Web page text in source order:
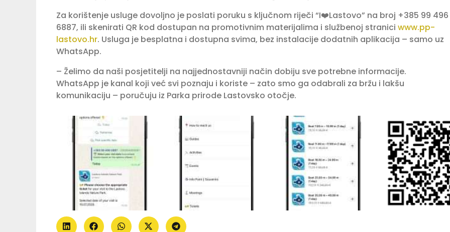
Za korištenje usluge dovoljno je poslati poruku s ključnom riječi “I❤️Lastovo” na broj +385 99 496
6887, ili skenirati QR kod dostupan na promotivnim materijalima i službenoj stranici www.pp-
lastovo.hr. Usluga je besplatna i dostupna svima, bez instalacije dodatnih aplikacija – samo uz
WhatsApp.
– Želimo da naši posjetitelji na najjednostavniji način dobiju sve potrebne informacije.
WhatsApp je kanal koji već svi poznaju i koriste – zato smo ga odabrali za bržu i lakšu
komunikaciju – poručuju iz Parka prirode Lastovsko otočje.